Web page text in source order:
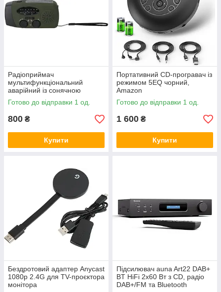
Радіоприймач
мультифункціональний
аварійний із сонячною
панеллю та павербанком
2000 м, Amazon
Готово до відправки 1 од.
800 ₴
Купити
Портативний CD-програвач із
режимом 5EQ чорний,
Amazon
Готово до відправки 1 од.
1 600 ₴
Купити
Бездротовий адаптер Anycast
1080p 2.4G для TV-проєктора
монітора
Підсилювач auna Art22 DAB+
BT HiFi 2x60 Вт з CD, радіо
DAB+/FM та Bluetooth